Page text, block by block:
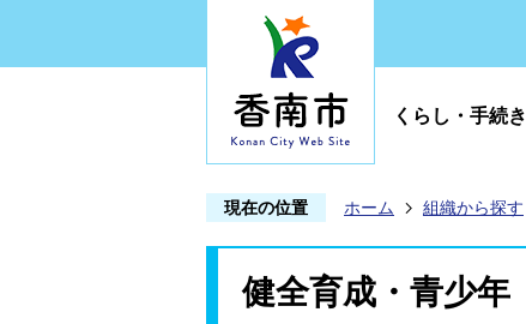
くらし・手続き
現在の位置 ホーム 組織から探す
健全育成・青少年